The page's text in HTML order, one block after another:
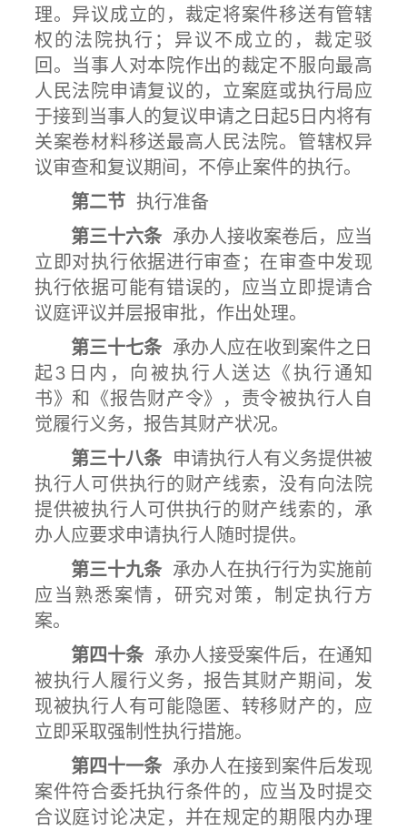
理。异议成立的，裁定将案件移送有管辖
权的法院执行；异议不成立的，裁定驳
回。当事人对本院作出的裁定不服向最高
人民法院申请复议的，立案庭或执行局应
于接到当事人的复议申请之日起5日内将有
关案卷材料移送最高人民法院。管辖权异
议审查和复议期间，不停止案件的执行。
第二节 执行准备
第三十六条 承办人接收案卷后，应当
立即对执行依据进行审查；在审查中发现
执行依据可能有错误的，应当立即提请合
议庭评议并层报审批，作出处理。
第三十七条 承办人应在收到案件之日
起3日内，向被执行人送达《执行通知
书》和《报告财产令》，责令被执行人自
觉履行义务，报告其财产状况。
第三十八条 申请执行人有义务提供被
执行人可供执行的财产线索，没有向法院
提供被执行人可供执行的财产线索的，承
办人应要求申请执行人随时提供。
第三十九条 承办人在执行行为实施前
应当熟悉案情，研究对策，制定执行方
案。
第四十条 承办人接受案件后，在通知
被执行人履行义务，报告其财产期间，发
现被执行人有可能隐匿、转移财产的，应
立即采取强制性执行措施。
第四十一条 承办人在接到案件后发现
案件符合委托执行条件的，应当及时提交
合议庭讨论决定，并在规定的期限内办理